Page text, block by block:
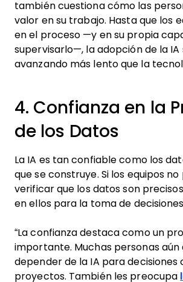
también cuestiona cómo las
valor en su trabajo. Hasta que los
en el proceso —y en su propia
supervisarlo—, la adopción de la IA
avanzando más lento que la
4. Confianza en la
de los Datos
La IA es tan confiable como los
que se construye. Si los equipos no
verificar que los datos son
en ellos para la toma de
“La confianza destaca como un
importante. Muchas personas aún
depender de la IA para decisiones
proyectos. También les preocupa